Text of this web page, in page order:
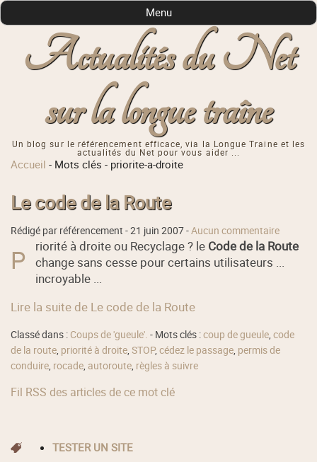
Actualités du Net
sur la longue traîne
Un blog sur le référencement efficace, via la Longue Traine et les
actualités du Net pour vous aider ...
Menu
Accueil - Mots clés - priorite-a-droite
Le code de la Route
Rédigé par référencement -21 juin 2007-Aucun commentaire
P riorité à droite ou Recyclage ? le Code de la Route
change sans cesse pour certains utilisateurs ...
incroyable ...
Lire la suite de Le code de la Route
Classé dans : Coups de 'gueule'. - Mots clés :coup de gueule,code
de la route, priorité à droite,STOP,cédez le passage, permis de
conduire, rocade, autoroute, règles à suivre
Fil RSS des articles de ce mot clé
TESTER UN SITE